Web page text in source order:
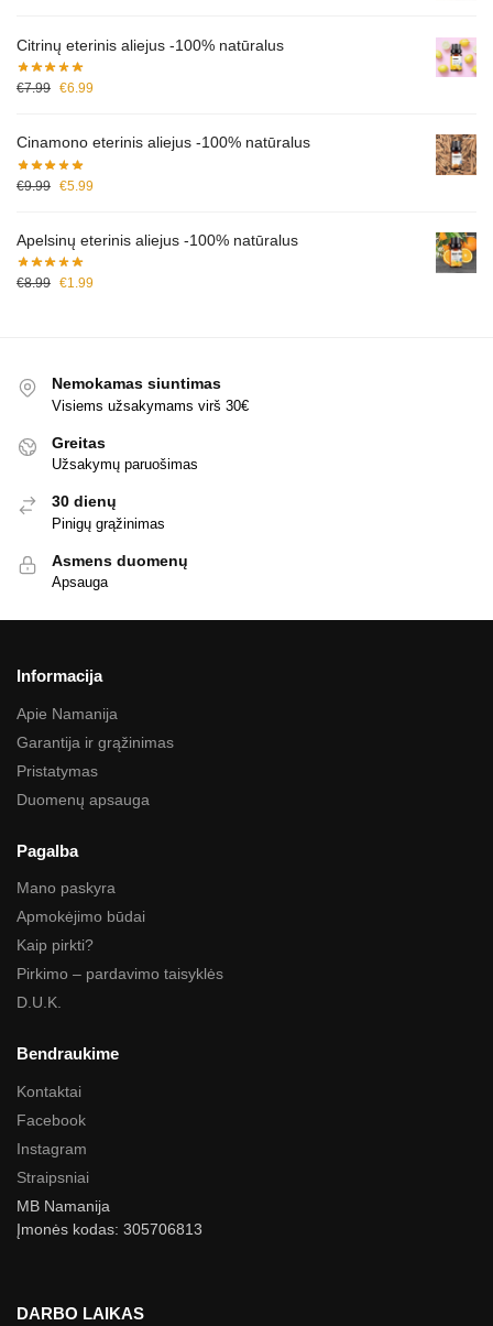
Citrinų eterinis aliejus -100% natūralus
€7.99 €6.99
Cinamono eterinis aliejus -100% natūralus
€9.99 €5.99
Apelsinų eterinis aliejus -100% natūralus
€8.99 €1.99
Nemokamas siuntimas
Visiems užsakymams virš 30€
Greitas
Užsakymų paruošimas
30 dienų
Pinigų grąžinimas
Asmens duomenų
Apsauga
Informacija
Apie Namanija
Garantija ir grąžinimas
Pristatymas
Duomenų apsauga
Pagalba
Mano paskyra
Apmokėjimo būdai
Kaip pirkti?
Pirkimo – pardavimo taisyklės
D.U.K.
Bendraukime
Kontaktai
Facebook
Instagram
Straipsniai
MB Namanija
Įmonės kodas: 305706813
DARBO LAIKAS